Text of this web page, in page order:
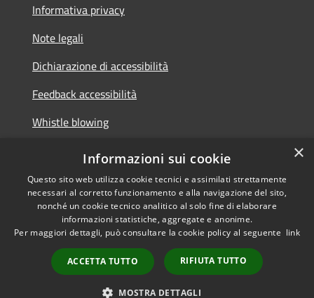
Informativa privacy
Note legali
Dichiarazione di accessibilità
Feedback accessibilità
Whistle blowing
Titolare potere sostitutivo
Accessibilità
Copyright © 2026 • Comune di
Lurate Caccivio • Powered by
Municipium•
Accesso redazione
×
Informazioni sui cookie
Questo sito web utilizza cookie tecnici e assimilati strettamente
necessari al corretto funzionamento e alla navigazione del sito,
nonché un cookie tecnico analitico al solo fine di elaborare
informazioni statistiche, aggregate e anonime.
Per maggiori dettagli, può consultare la cookie policy al seguente link
ACCETTA TUTTO RIFIUTA TUTTO
MOSTRA DETTAGLI